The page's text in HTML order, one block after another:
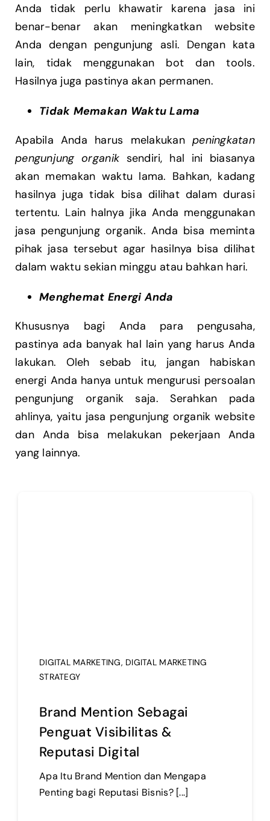
Anda tidak perlu khawatir karena jasa ini
benar-benar akan meningkatkan website
Anda dengan pengunjung asli. Dengan kata
lain, tidak menggunakan bot dan tools.
Hasilnya juga pastinya akan permanen.
Tidak Memakan Waktu Lama
Apabila Anda harus melakukanpeningkatan
pengunjung organik sendiri, hal ini biasanya
akan memakan waktu lama. Bahkan, kadang
hasilnya juga tidak bisa dilihat dalam durasi
tertentu. Lain halnya jika Anda menggunakan
jasa pengunjung organik. Anda bisa meminta
pihak jasa tersebut agar hasilnya bisa dilihat
dalam waktu sekian minggu atau bahkan hari.
Menghemat Energi Anda
Khususnya bagi Anda para pengusaha,
pastinya ada banyak hal lain yang harus Anda
lakukan. Oleh sebab itu, jangan habiskan
energi Anda hanya untuk mengurusi persoalan
pengunjung organik saja. Serahkan pada
ahlinya, yaitu jasa pengunjung organik website
dan Anda bisa melakukan pekerjaan Anda
yang lainnya.
DIGITAL MARKETING, DIGITAL MARKETING
STRATEGY
Brand Mention Sebagai
Penguat Visibilitas &
Reputasi Digital
Apa Itu Brand Mention dan Mengapa
Penting bagi Reputasi Bisnis? [...]